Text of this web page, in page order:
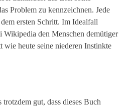
Problem zu kennzeichnen. Jede
ersten Schritt. Im Idealfall
Wikipedia den Menschen demütiger
wie heute seine niederen Instinkte
gut, dass dieses Buch